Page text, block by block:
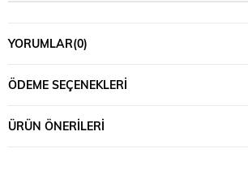
YORUMLAR(0)
ÖDEME SEÇENEKLERI
ÜRÜN ÖNERILERI